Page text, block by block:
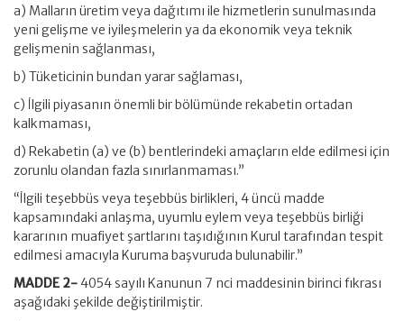
a) Malların üretim veya dağıtımı ile hizmetlerin sunulmasında
yeni gelişme ve iyileşmelerin ya da ekonomik veya teknik
gelişmenin sağlanması,
b) Tüketicinin bundan yarar sağlaması,
c) İlgili piyasanın önemli bir bölümünde rekabetin ortadan
kalkmaması,
d) Rekabetin (a) ve (b) bentlerindeki amaçların elde edilmesi için
zorunlu olandan fazla sınırlanmaması.”
“İlgili teşebbüs veya teşebbüs birlikleri, 4 üncü madde
kapsamındaki anlaşma, uyumlu eylem veya teşebbüs birliği
kararının muafiyet şartlarını taşıdığının Kurul tarafından tespit
edilmesi amacıyla Kuruma başvuruda bulunabilir.”
MADDE 2- 4054 sayılı Kanunun 7 nci maddesinin birinci fıkrası
aşağıdaki şekilde değiştirilmiştir.